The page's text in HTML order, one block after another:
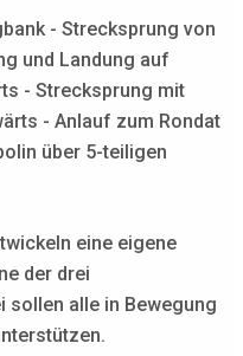
- Strecksprung von
und Landung auf
- Strecksprung mit
- Anlauf zum Rondat
über 5-teiligen
eine eigene
der drei
sollen alle in Bewegung